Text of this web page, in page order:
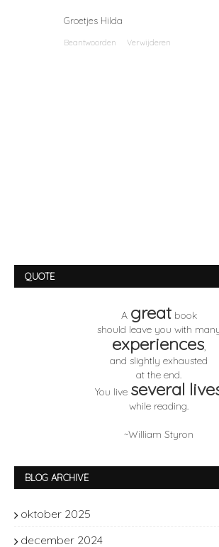
Groetjes Hilda
Beantwoorden Verwijderen
QUOTE
A greatbook
should leave you with
experiences,
and slightly exhausted
at the end.
You live several
while reading.
~William Styron
BLOG ARCHIVE
oktober 2025
december 2024